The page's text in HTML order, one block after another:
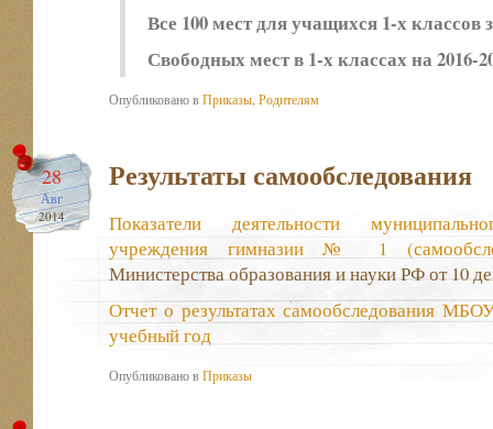
Все 100 мест для учащихся 1-х
Свободных меств 1-х классах на 2016-
Опубликовано вПриказы Родителям
28
Авг
2014
Результаты самообследования
Показатели деятельности
учреждения гимназии № 1
Министерства образования и науки РФ от 10
Отчет о результатах самообследования
учебный год
Опубликовано вПриказы